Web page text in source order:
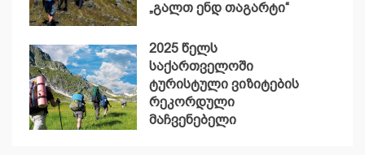
„გალთ ენდ თაგარტი“
2025 წელს
საქართველოში
ტურისტული ვიზიტების
რეკორდული
მაჩვენებელი